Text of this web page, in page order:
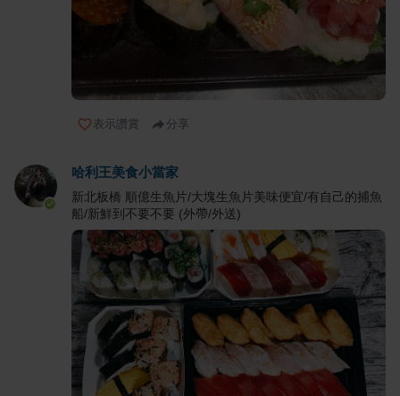
表示讚賞 分享
哈利王美食小當家
新北板橋 順億生魚片/大塊生魚片美味便宜/有自己的捕魚
船/新鮮到不要不要 (外帶/外送)